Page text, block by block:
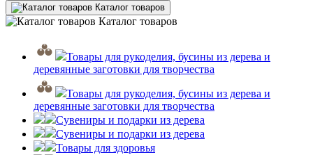
Каталог товаров
Каталог товаров
Товары для рукоделия, бусины из дерева и
деревянные заготовки для творчества
Товары для рукоделия, бусины из дерева и
деревянные заготовки для творчества
Сувениры и подарки из дерева
Сувениры и подарки из дерева
Товары для здоровья